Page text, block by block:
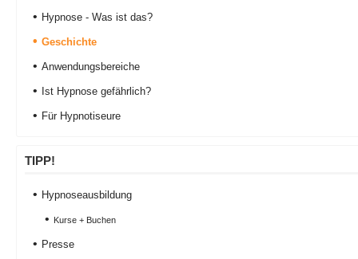
Hypnose - Was ist das?
Geschichte
Anwendungsbereiche
Ist Hypnose gefährlich?
Für Hypnotiseure
TIPP!
Hypnoseausbildung
Kurse + Buchen
Presse